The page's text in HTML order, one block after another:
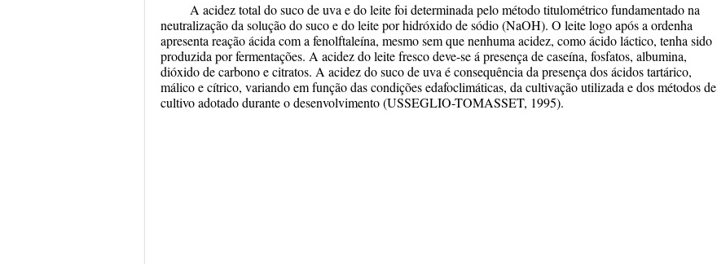
A acidez total do suco de uva e do leite foi determinada pelo método titulométrico fundamentado na
neutralização da solução do suco e do leite por hidróxido de sódio (NaOH). O leite logo após a ordenha
apresenta reação ácida com a fenolftaleína, mesmo sem que nenhuma acidez, como ácido láctico, tenha sido
produzida por fermentações. A acidez do leite fresco deve-se á presença de caseína, fosfatos, albumina,
dióxido de carbono e citratos. A acidez do suco de uva é consequência da presença dos ácidos tartárico,
málico e cítrico, variando em função das condições edafoclimáticas, da cultivação utilizada e dos métodos de
cultivo adotado durante o desenvolvimento (USSEGLIO-TOMASSET, 1995).